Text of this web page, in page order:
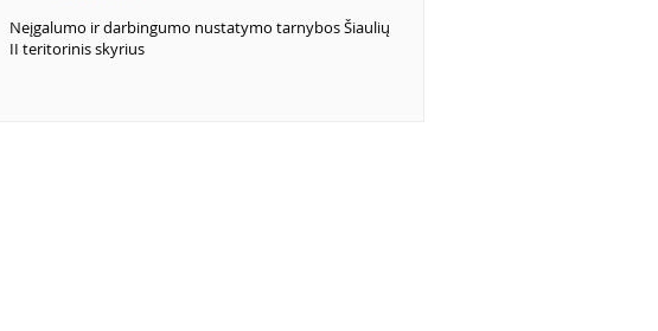
Neįgalumo ir darbingumo nustatymo tarnybos Šiaulių
II teritorinis skyrius